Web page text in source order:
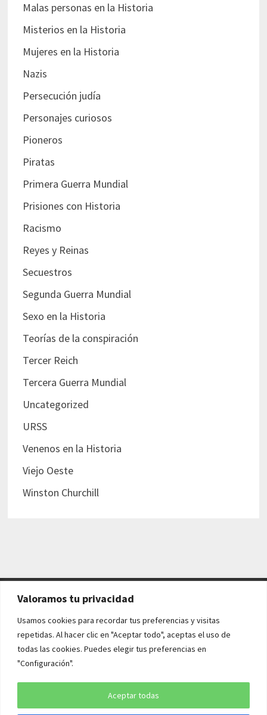
Valoramos tu privacidad
Usamos cookies para recordar tus preferencias y visitas
repetidas. Al hacer clic en "Aceptar todo", aceptas el uso de
todas las cookies. Puedes elegir tus preferencias en
"Configuración".
Aceptar todas
Malas personas en la Historia
Misterios en la Historia
Mujeres en la Historia
Nazis
Persecución judía
Personajes curiosos
Pioneros
Piratas
Primera Guerra Mundial
Prisiones con Historia
Racismo
Reyes y Reinas
Secuestros
Segunda Guerra Mundial
Sexo en la Historia
Teorías de la conspiración
Tercer Reich
Tercera Guerra Mundial
Uncategorized
URSS
Venenos en la Historia
Viejo Oeste
Winston Churchill
AVISO LEGAL Y POLÍTICAS
Aviso legal
Política de cookies